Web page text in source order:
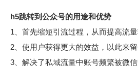
h5跳转到公众号的用途和优势
1、首先缩短引流过程，从而提高流量
2、使用户获得更大的效益，以此来留
3、解决了私域流量中账号频繁被微信